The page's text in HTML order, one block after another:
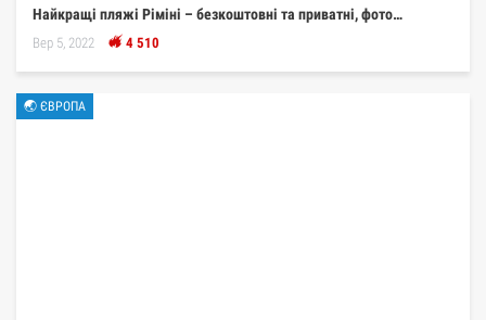
Найкращі пляжі Ріміні – безкоштовні та приватні, фото…
Вер 5, 2022 4 510
🌏 ЄВРОПА